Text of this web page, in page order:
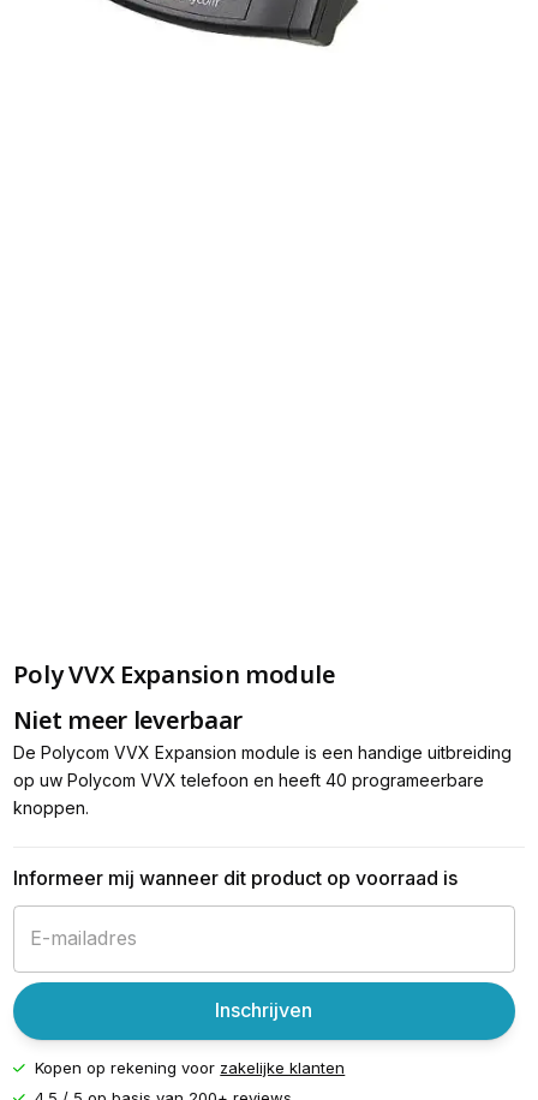
Poly VVX Expansion module
Niet meer leverbaar
De Polycom VVX Expansion module is een handige uitbreiding
op uw Polycom VVX telefoon en heeft 40 programeerbare
knoppen.
Informeer mij wanneer dit product op voorraad is
Inschrijven
Kopen op rekening voor zakelijke klanten